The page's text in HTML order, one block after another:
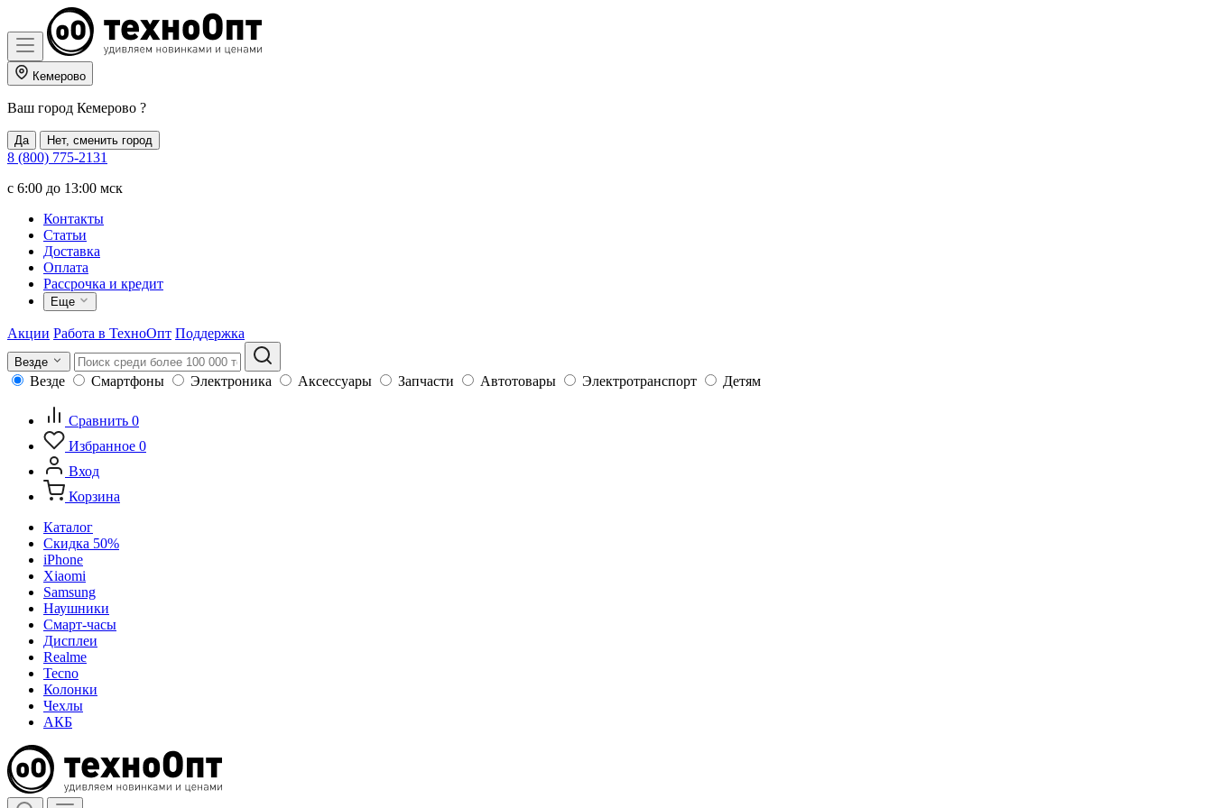
Кемерово
Ваш город Кемерово ?
Да Нет, сменить город
8 (800) 775-2131
c 6:00 до 13:00 мск
Контакты
Статьи
Доставка
Оплата
Рассрочка и кредит
Еще
Акции Работа в ТехноОпт Поддержка
Везде
Везде Смартфоны Электроника Аксессуары Запчасти Автотовары Электротранспорт Детям
Сравнить 0
Избранное 0
Вход
Корзина
Каталог
Скидка 50%
iPhone
Xiaomi
Samsung
Наушники
Смарт-часы
Дисплеи
Realme
Tecno
Колонки
Чехлы
АКБ